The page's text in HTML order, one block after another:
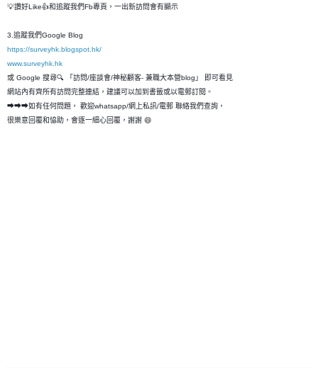
💡讚好Like👍和追蹤我們Fb專頁，一出新訪問會有顯示
3.追蹤我們Google Blog
https://surveyhk.blogspot.hk/
www.surveyhk.hk
或 Google 搜尋🔍 「訪問/座談會/神秘顧客- 兼職大本營blog」 即可看見
網站內有齊所有訪問完整連結，建議可以加到書籤或以電郵訂閱。
➡➡➡如有任何問題， 歡迎whatsapp/網上私訊/電郵 聯絡我們查詢，
很樂意回覆和恊助，會逐一細心回覆，謝謝 😄